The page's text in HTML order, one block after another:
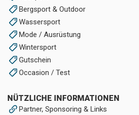
Bergsport & Outdoor
Wassersport
Mode / Ausrüstung
Wintersport
Gutschein
Occasion / Test
NÜTZLICHE INFORMATIONEN
Partner, Sponsoring & Links